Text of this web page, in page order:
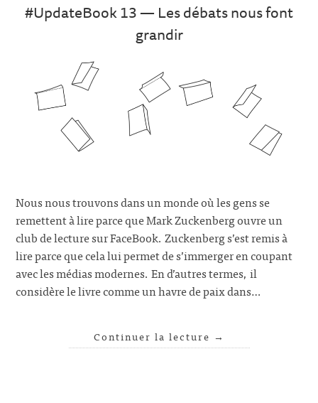
#UpdateBook 13 — Les débats nous font
grandir
Nous nous trouvons dans un monde où les gens se
remettent à lire parce que Mark Zuckenberg ouvre un
club de lecture sur FaceBook. Zuckenberg s’est remis à
lire parce que cela lui permet de s’immerger en coupant
avec les médias modernes. En d’autres termes, il
considère le livre comme un havre de paix dans…
Continuer la lecture →